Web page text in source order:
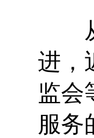
从
进，
监会
服务